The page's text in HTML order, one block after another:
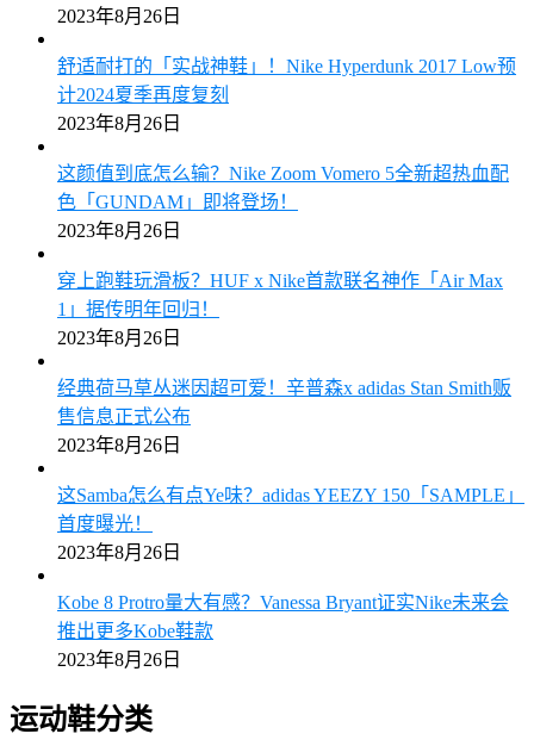
2023年8月26日
舒适耐打的「实战神鞋」！Nike Hyperdunk 2017 Low预
计2024夏季再度复刻
2023年8月26日
这颜值到底怎么输？Nike Zoom Vomero 5全新超热血配
色「GUNDAM」即将登场！
2023年8月26日
穿上跑鞋玩滑板？HUF x Nike首款联名神作「Air Max
1」据传明年回归！
2023年8月26日
经典荷马草丛迷因超可爱！辛普森x adidas Stan Smith贩
售信息正式公布
2023年8月26日
这Samba怎么有点Ye味？adidas YEEZY 150「SAMPLE」
首度曝光！
2023年8月26日
Kobe 8 Protro量大有感？Vanessa Bryant证实Nike未来会
推出更多Kobe鞋款
2023年8月26日
运动鞋分类